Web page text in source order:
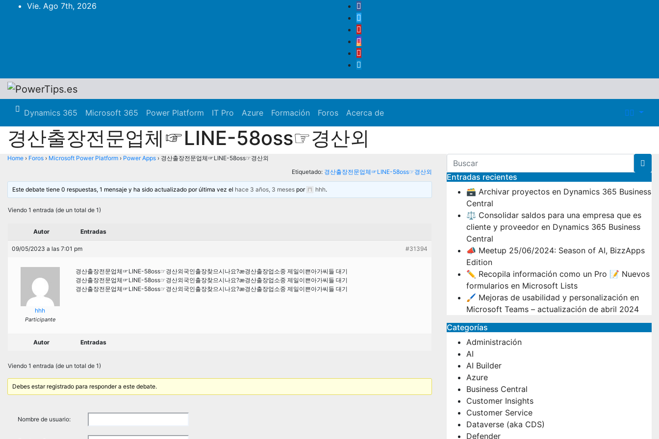
Vie. Ago 7th, 2026
Dynamics 365 Microsoft 365 Power Platform IT Pro Azure Formación Foros Acerca de
경산출장전문업체☞LINE-58oss☞경산외
Home › Foros › Microsoft Power Platform › Power Apps › 경산출장전문업체☞LINE-58oss☞경산외
Etiquetado: 경산출장전문업체☞LINE-58oss☞경산외
Este debate tiene 0 respuestas, 1 mensaje y ha sido actualizado por última vez el hace 3 años, 3 meses por hhh.
Viendo 1 entrada (de un total de 1)
Autor Entradas
09/05/2023 a las 7:01 pm #31394
hhh
Participante
경산출장전문업체☞LINE-58oss☞경산외국인출장찾으시나요?æ경산출장업소중 제일이쁜아가씨들 대기
경산출장전문업체☞LINE-58oss☞경산외국인출장찾으시나요?æ경산출장업소중 제일이쁜아가씨들 대기
경산출장전문업체☞LINE-58oss☞경산외국인출장찾으시나요?æ경산출장업소중 제일이쁜아가씨들 대기
Autor Entradas
Viendo 1 entrada (de un total de 1)
Debes estar registrado para responder a este debate.
Nombre de usuario:
Entradas recientes
🗃️ Archivar proyectos en Dynamics 365 Business
Central
⚖️ Consolidar saldos para una empresa que es
cliente y proveedor en Dynamics 365 Business
Central
📣 Meetup 25/06/2024: Season of AI, BizzApps
Edition
✏️ Recopila información como un Pro 📝 Nuevos
formularios en Microsoft Lists
🖌️ Mejoras de usabilidad y personalización en
Microsoft Teams – actualización de abril 2024
Categorías
Administración
AI
AI Builder
Azure
Business Central
Customer Insights
Customer Service
Dataverse (aka CDS)
Defender